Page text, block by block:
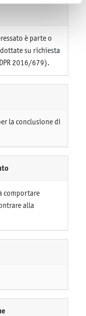
è parte o
su richiesta
2016/679).
la conclusione di
comportare
alla